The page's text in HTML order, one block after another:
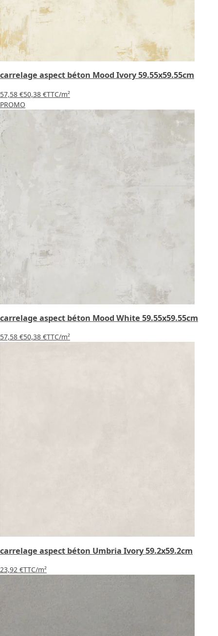
carrelage aspect béton Mood Ivory 59.55x59.55cm
57,58 €50,38 €TTC/m²
PROMO
carrelage aspect béton Mood White 59.55x59.55cm
57,58 €50,38 €TTC/m²
carrelage aspect béton Umbria Ivory 59.2x59.2cm
23,92 €TTC/m²